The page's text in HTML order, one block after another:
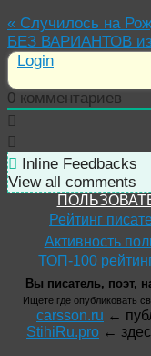
« Случилось на
БЕЗ ВАРИАНТОВ
Login
0 комментариев
Inline Feedbacks
View all comments
Рейтинг
Активность
ТОП-100
Вы писатель, поэт,
Ищете где опубликовать
carsson.ru ←
StihiRu.pro ←